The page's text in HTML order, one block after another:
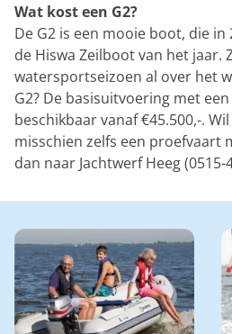
Wat kost een G2?
De G2 is een mooie boot, die
de Hiswa Zeilboot van het jaar.
watersportseizoen al over het
G2? De basisuitvoering met
beschikbaar vanaf €45.500,-.
misschien zelfs een proefvaart
dan naar Jachtwerf Heeg (0515-